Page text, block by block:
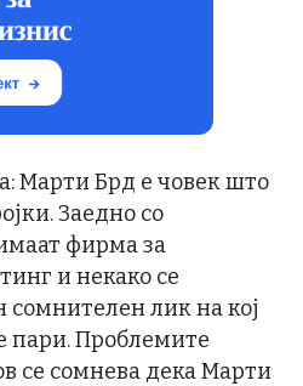
Марти Брд е човек што
Заедно со
фирма за
и некако се
сомнителен лик на кој
пари. Проблемите
се сомнева дека Марти